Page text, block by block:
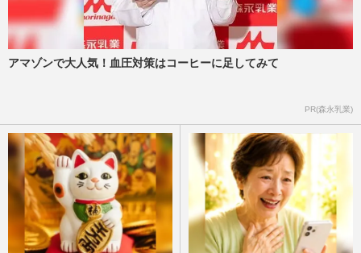
アマゾンで大人気！血圧対策はコーヒーに足してみて
PR(森永乳業)